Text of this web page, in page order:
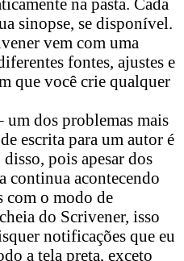
sinopse, se disponível.
vem com uma
fontes, ajustes e
que você crie qualquer
um dos problemas mais
escrita para um autor é
pois apesar dos
continua acontecendo
com o modo de
do Scrivener, isso
notificações que eu
a tela preta, exceto